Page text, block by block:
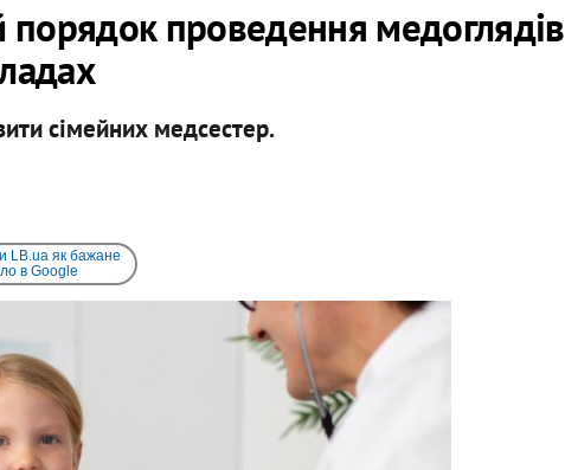
проведення медоглядів
сімейних медсестер.
LB.ua як бажане
в Google